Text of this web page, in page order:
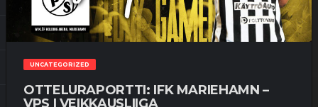
UNCATEGORIZED
OTTELURAPORTTI: IFK MARIEHAMN –
VPS | VEIKKAUSLIIGA